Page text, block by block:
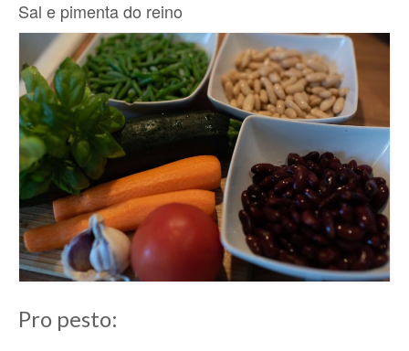
Sal e pimenta do reino
Pro pesto: